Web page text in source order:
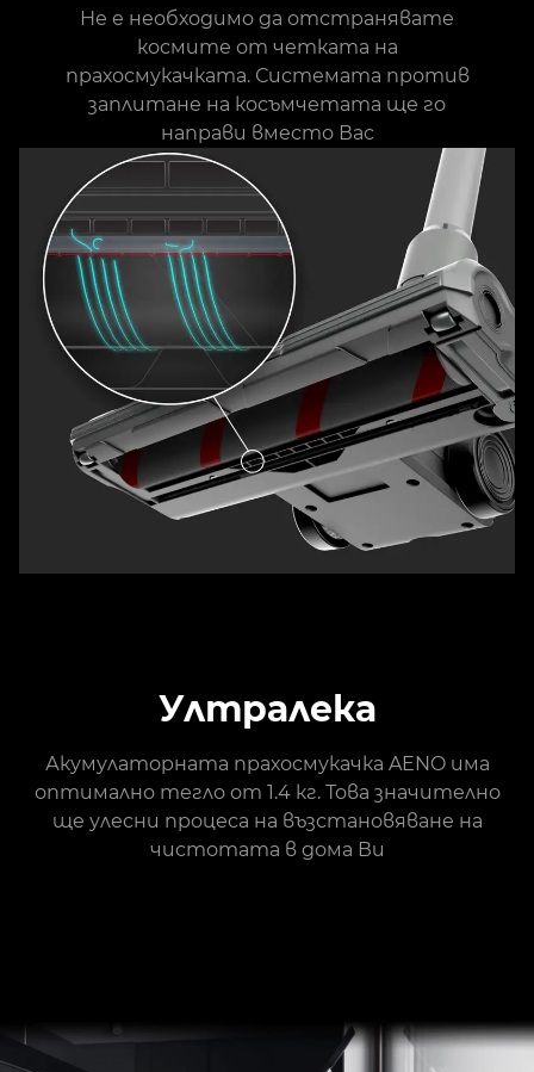
Не е необходимо да отстранявате
космите от четката на
прахосмукачката. Системата против
заплитане на косъмчетата ще го
направи вместо Вас
Ултралека
Акумулаторната прахосмукачка AENO има
оптимално тегло от 1.4 кг. Това значително
ще улесни процеса на възстановяване на
чистотата в дома Ви